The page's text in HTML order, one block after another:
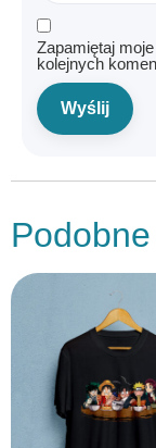
Zapamiętaj
kolejnych